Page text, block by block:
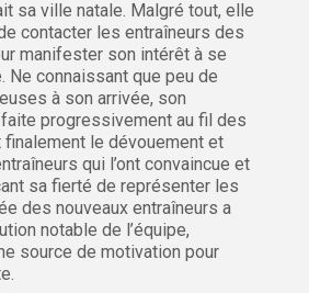
sa ville natale. Malgré tout, elle
contacter les entraîneurs des
manifester son intérêt à se
Ne connaissant que peu de
à son arrivée, son
progressivement au fil des
finalement le dévouement et
qui l’ont convaincue et
sa fierté de représenter les
des nouveaux entraîneurs a
notable de l’équipe,
source de motivation pour